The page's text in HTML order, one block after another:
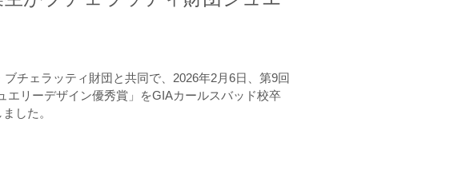
チェラッティ財団と共同で、2026年2月6日、第9回
エリーデザイン優秀賞」をGIAカールスバッド校卒
した。